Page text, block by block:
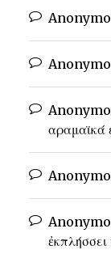
αραμαϊκά
ἐκπλήσσει